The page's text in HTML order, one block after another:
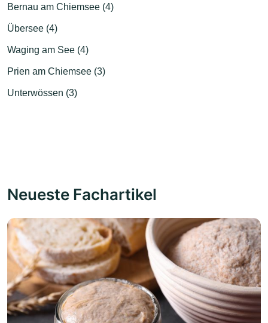
Bernau am Chiemsee (4)
Übersee (4)
Waging am See (4)
Prien am Chiemsee (3)
Unterwössen (3)
Neueste Fachartikel